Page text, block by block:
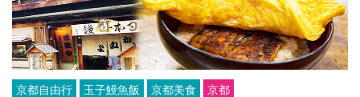
京都自由行 玉子鰻魚飯 京都美食 京都